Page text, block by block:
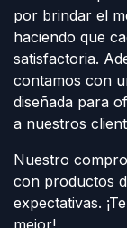
por brindar el
haciendo que
satisfactoria.
contamos con
diseñada para
a nuestros
Nuestro
con productos
expectativas.